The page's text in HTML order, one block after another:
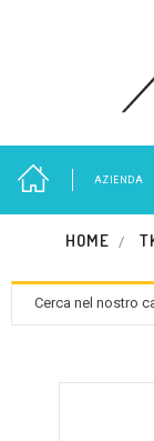
AZIENDA
HOME